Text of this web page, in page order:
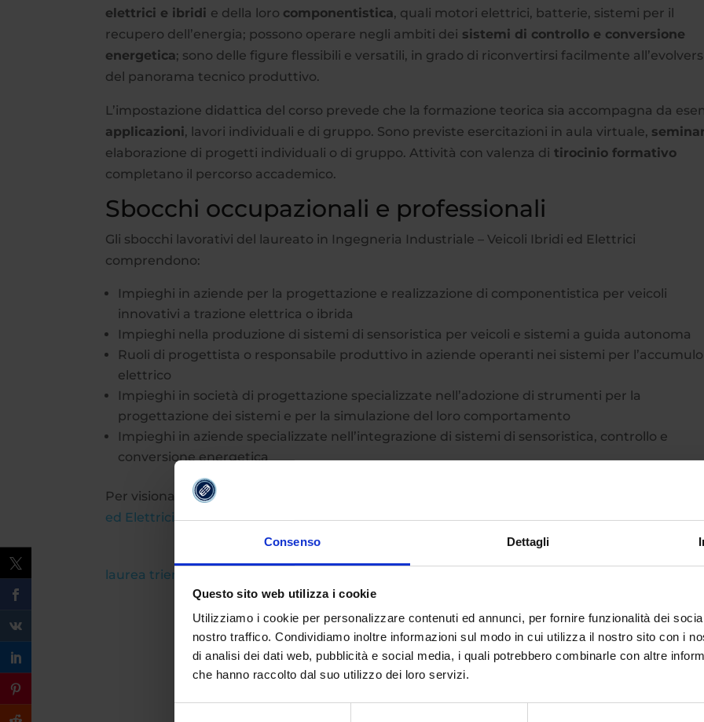
Consenso Dettagli
Questo sito web utilizza i cookie
Utilizziamo i cookie per personalizzare contenuti ed annunci, per fornire funzionalità dei
nostro traffico. Condividiamo inoltre informazioni sul modo in cui utilizza il nostro sito con i
di analisi dei dati web, pubblicità e social media, i quali potrebbero combinarle con altre
che hanno raccolto dal suo utilizzo dei loro servizi.
elettrici e ibridi e della loro componentistica, quali motori elettrici, batterie, sistemi per il
recupero dell’energia; possono operare negli ambiti dei sistemi di controllo e conversione
energetica; sono delle figure flessibili e versatili, in grado di riconvertirsi facilmente
del panorama tecnico produttivo.
L’impostazione didattica del corso prevede che la formazione teorica sia accompagna da
applicazioni, lavori individuali e di gruppo. Sono previste esercitazioni in aula virtuale,
elaborazione di progetti individuali o di gruppo. Attività con valenza di tirocinio formativo
completano il percorso accademico.
Sbocchi occupazionali e professionali
Gli sbocchi lavorativi del laureato in Ingegneria Industriale – Veicoli Ibridi ed Elettrici
comprendono:
Impieghi in aziende per la progettazione e realizzazione di componentistica per veicoli
innovativi a trazione elettrica o ibrida
Impieghi nella produzione di sistemi di sensoristica per veicoli e sistemi a guida autonoma
Ruoli di progettista o responsabile produttivo in aziende operanti nei sistemi per l’accumulo
elettrico
Impieghi in società di progettazione specializzate nell’adozione di strumenti per la
progettazione dei sistemi e per la simulazione del loro comportamento
Impieghi in aziende specializzate nell’integrazione di sistemi di sensoristica, controllo e
conversione energetica
Per visionare il programma completo della laurea triennale
ed Elettricie per avere maggiori informazioniclicca qui.
laurea triennale